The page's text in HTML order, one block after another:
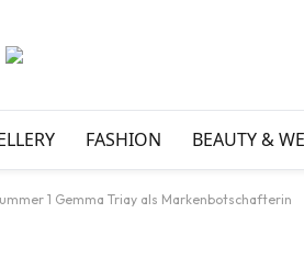
FASHION BEAUTY &
1 Gemma Triay als Markenbotschafterin